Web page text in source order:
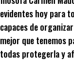
evidentes hoy para
capaces de
mejor que tenemos
todas protegerla y